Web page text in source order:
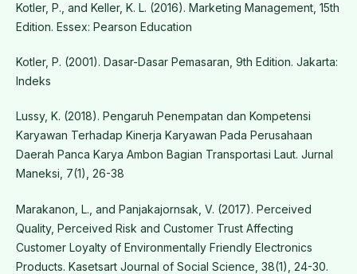
Kotler, P., and Keller, K. L. (2016). Marketing Management, 15th
Edition. Essex: Pearson Education
Kotler, P. (2001). Dasar-Dasar Pemasaran, 9th Edition. Jakarta:
Indeks
Lussy, K. (2018). Pengaruh Penempatan dan Kompetensi
Karyawan Terhadap Kinerja Karyawan Pada Perusahaan
Daerah Panca Karya Ambon Bagian Transportasi Laut. Jurnal
Maneksi, 7(1), 26-38
Marakanon, L., and Panjakajornsak, V. (2017). Perceived
Quality, Perceived Risk and Customer Trust Affecting
Customer Loyalty of Environmentally Friendly Electronics
Products. Kasetsart Journal of Social Science, 38(1), 24-30.